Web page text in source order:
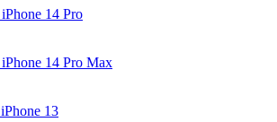
iPhone 14 Pro
iPhone 14 Pro Max
iPhone 13